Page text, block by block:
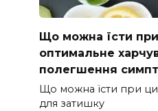
Що можна їсти при
оптимальне
полегшення
Що можна їсти при
для затишку